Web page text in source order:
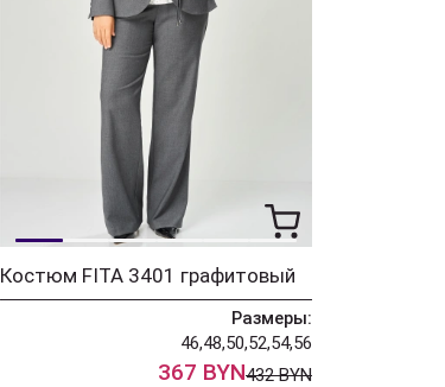
Костюм FITA 3401 графитовый
Размеры:
46,48,50,52,54,56
367 BYN432 BYN